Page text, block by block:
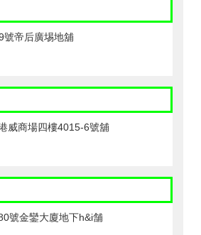
號帝后廣埸地舖
威商場四樓4015-6號舖
號金鑾大廈地下h&i舗